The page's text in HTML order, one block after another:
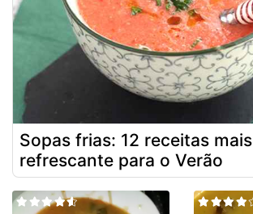
Sopas frias: 12 receitas mais
refrescante para o Verão